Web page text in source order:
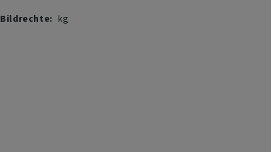
Bildrechte kg